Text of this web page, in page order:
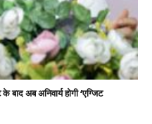
अब अनिवार्य होगी ‘एग्जिट